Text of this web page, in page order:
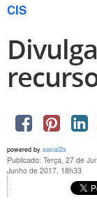
CIS
powered by social2s
Publicado: Terça, 27 de
Junho de 2017, 18h33